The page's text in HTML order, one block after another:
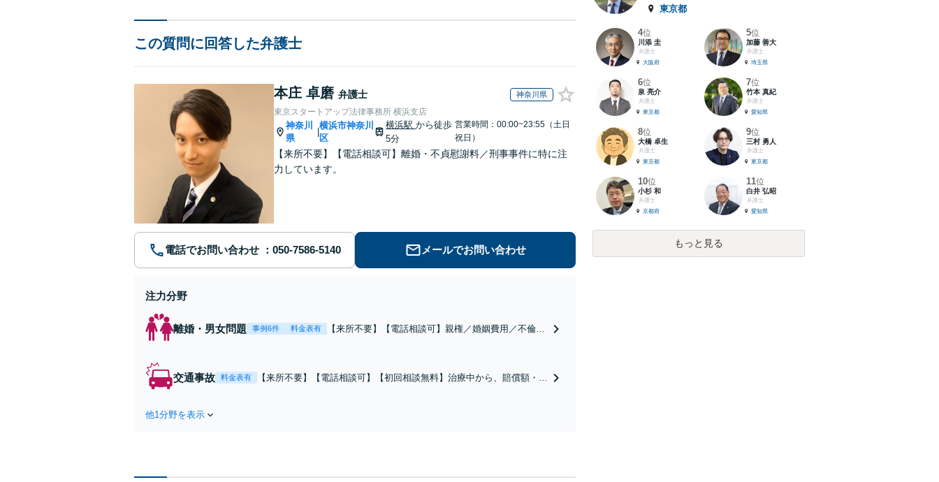
この質問に回答した弁護士
本庄 卓磨 弁護士 神奈川県
東京スタートアップ法律事務所 横浜支店
神奈川
県
横浜市神奈川
区
横浜駅から徒歩
5分
営業時間：00:00~23:55（土日
祝日）
【来所不要】【電話相談可】離婚・不貞慰謝料／刑事事件に特に注
力しています。
電話でお問い合わせ メールでお問い合わせ
注力分野
離婚・男女問題 事例6件 料金表有
【来所不要】【電話相談可】親権／婚姻費用／不倫慰
交通事故 料金表有
【来所不要】【電話相談可】【初回相談無料】治療中から、賠償額・過
他1分野を表示
東京都
4位
川添 圭
弁護士
大阪府
5位
加藤 善大
弁護士
埼玉県
6位
泉 亮介
弁護士
東京都
7位
竹本 真紀
弁護士
愛知県
8位
大橋 卓生
弁護士
東京都
9位
三村 勇人
弁護士
東京都
10位
小杉 和
弁護士
京都府
11位
白井 弘昭
弁護士
愛知県
もっと見る